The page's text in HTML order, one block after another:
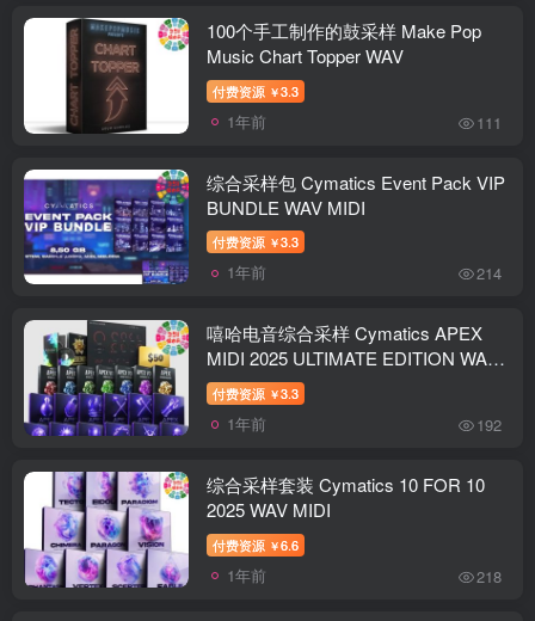
100个手工制作的鼓采样 Make Pop
Music Chart Topper WAV
付费资源 ￥3.3
1年前 111
综合采样包 Cymatics Event Pack VIP
BUNDLE WAV MIDI
付费资源 ￥3.3
1年前 214
嘻哈电音综合采样 Cymatics APEX
MIDI 2025 ULTIMATE EDITION WAV
MIDI
付费资源 ￥3.3
1年前 192
综合采样套装 Cymatics 10 FOR 10
2025 WAV MIDI
付费资源 ￥6.6
1年前 218